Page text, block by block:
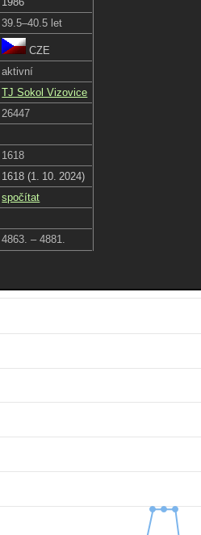
39.5–40.5 let
CZE
aktivní
TJ Sokol Vizovice
26447
1618
1618 (1. 10. 2024)
spočítat
4863. – 4881.